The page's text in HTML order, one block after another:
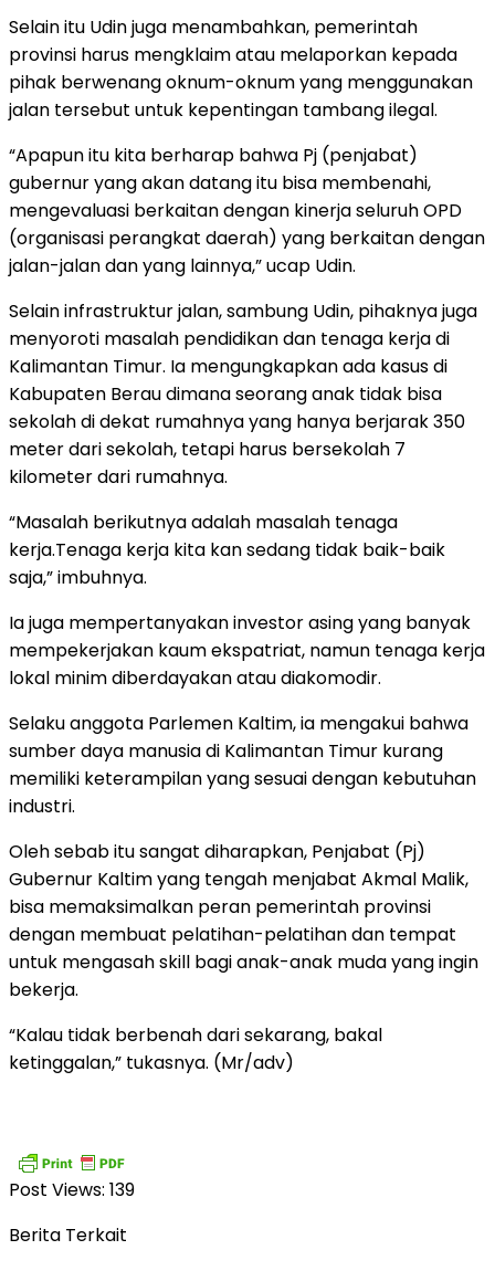
Selain itu Udin juga menambahkan, pemerintah
provinsi harus mengklaim atau melaporkan kepada
pihak berwenang oknum-oknum yang menggunakan
jalan tersebut untuk kepentingan tambang ilegal.
“Apapun itu kita berharap bahwa Pj (penjabat)
gubernur yang akan datang itu bisa membenahi,
mengevaluasi berkaitan dengan kinerja seluruh OPD
(organisasi perangkat daerah) yang berkaitan dengan
jalan-jalan dan yang lainnya,” ucap Udin.
Selain infrastruktur jalan, sambung Udin, pihaknya juga
menyoroti masalah pendidikan dan tenaga kerja di
Kalimantan Timur. Ia mengungkapkan ada kasus di
Kabupaten Berau dimana seorang anak tidak bisa
sekolah di dekat rumahnya yang hanya berjarak 350
meter dari sekolah, tetapi harus bersekolah 7
kilometer dari rumahnya.
“Masalah berikutnya adalah masalah tenaga
kerja.Tenaga kerja kita kan sedang tidak baik-baik
saja,” imbuhnya.
Ia juga mempertanyakan investor asing yang banyak
mempekerjakan kaum ekspatriat, namun tenaga kerja
lokal minim diberdayakan atau diakomodir.
Selaku anggota Parlemen Kaltim, ia mengakui bahwa
sumber daya manusia di Kalimantan Timur kurang
memiliki keterampilan yang sesuai dengan kebutuhan
industri.
Oleh sebab itu sangat diharapkan, Penjabat (Pj)
Gubernur Kaltim yang tengah menjabat Akmal Malik,
bisa memaksimalkan peran pemerintah provinsi
dengan membuat pelatihan-pelatihan dan tempat
untuk mengasah skill bagi anak-anak muda yang ingin
bekerja.
“Kalau tidak berbenah dari sekarang, bakal
ketinggalan,” tukasnya. (Mr/adv)
Post Views: 139
Berita Terkait